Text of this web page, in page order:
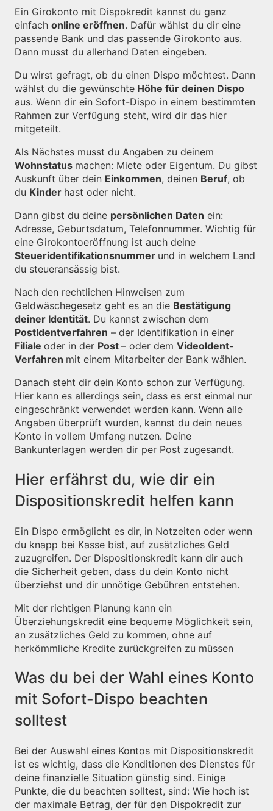
Ein Girokonto mit Dispokredit kannst du ganz
einfach online eröffnen. Dafür wählst du dir eine
passende Bank und das passende Girokonto aus.
Dann musst du allerhand Daten eingeben.
Du wirst gefragt, ob du einen Dispo möchtest. Dann
wählst du die gewünschte Höhe für deinen Dispo
aus. Wenn dir ein Sofort-Dispo in einem bestimmten
Rahmen zur Verfügung steht, wird dir das hier
mitgeteilt.
Als Nächstes musst du Angaben zu deinem
Wohnstatus machen: Miete oder Eigentum. Du gibst
Auskunft über dein Einkommen, deinen Beruf, ob
du Kinder hast oder nicht.
Dann gibst du deine persönlichen Daten ein:
Adresse, Geburtsdatum, Telefonnummer. Wichtig für
eine Girokontoeröffnung ist auch deine
Steueridentifikationsnummer und in welchem Land
du steueransässig bist.
Nach den rechtlichen Hinweisen zum
Geldwäschegesetz geht es an die Bestätigung
deiner Identität. Du kannst zwischen dem
PostIdentverfahren – der Identifikation in einer
Filiale oder in der Post – oder dem VideoIdent-
Verfahren mit einem Mitarbeiter der Bank wählen.
Danach steht dir dein Konto schon zur Verfügung.
Hier kann es allerdings sein, dass es erst einmal nur
eingeschränkt verwendet werden kann. Wenn alle
Angaben überprüft wurden, kannst du dein neues
Konto in vollem Umfang nutzen. Deine
Bankunterlagen werden dir per Post zugesandt.
Hier erfährst du, wie dir ein
Dispositionskredit helfen kann
Ein Dispo ermöglicht es dir, in Notzeiten oder wenn
du knapp bei Kasse bist, auf zusätzliches Geld
zuzugreifen. Der Dispositionskredit kann dir auch
die Sicherheit geben, dass du dein Konto nicht
überziehst und dir unnötige Gebühren entstehen.
Mit der richtigen Planung kann ein
Überziehungskredit eine bequeme Möglichkeit sein,
an zusätzliches Geld zu kommen, ohne auf
herkömmliche Kredite zurückgreifen zu müssen
Was du bei der Wahl eines Konto
mit Sofort-Dispo beachten
solltest
Bei der Auswahl eines Kontos mit Dispositionskredit
ist es wichtig, dass die Konditionen des Dienstes für
deine finanzielle Situation günstig sind. Einige
Punkte, die du beachten solltest, sind: Wie hoch ist
der maximale Betrag, der für den Dispokredit zur